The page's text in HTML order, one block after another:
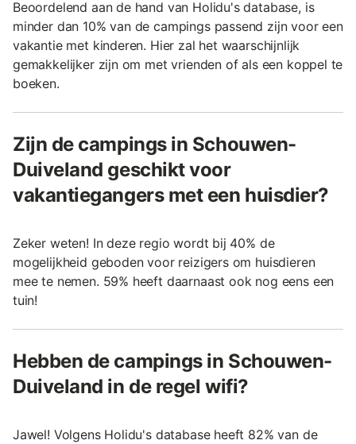
Beoordelend aan de hand van Holidu's database, is
minder dan 10% van de campings passend zijn voor een
vakantie met kinderen. Hier zal het waarschijnlijk
gemakkelijker zijn om met vrienden of als een koppel te
boeken.
Zijn de campings in Schouwen-
Duiveland geschikt voor
vakantiegangers met een huisdier?
Zeker weten! In deze regio wordt bij 40% de
mogelijkheid geboden voor reizigers om huisdieren
mee te nemen. 59% heeft daarnaast ook nog eens een
tuin!
Hebben de campings in Schouwen-
Duiveland in de regel wifi?
Jawel! Volgens Holidu's database heeft 82% van de